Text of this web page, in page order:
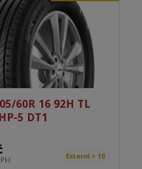
60R 16 92H TL
5 DT1
Externí > 10